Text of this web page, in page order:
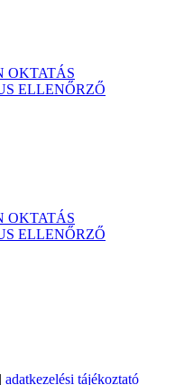
OKTATÁS
ELLENŐRZŐ
OKTATÁS
ELLENŐRZŐ
adatkezelési tájékoztató